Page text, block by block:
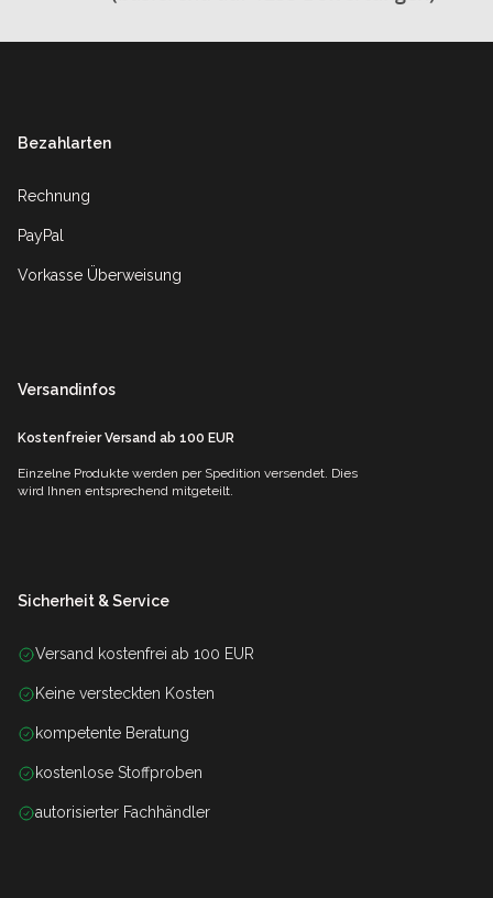
Bezahlarten
Rechnung
PayPal
Vorkasse Überweisung
Versandinfos
Kostenfreier Versand ab 100 EUR
Einzelne Produkte werden per Spedition versendet. Dies
wird Ihnen entsprechend mitgeteilt.
Sicherheit & Service
Versand kostenfrei ab 100 EUR
Keine versteckten Kosten
kompetente Beratung
kostenlose Stoffproben
autorisierter Fachhändler